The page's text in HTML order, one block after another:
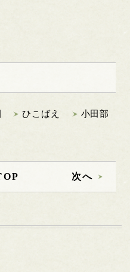
ひこばえ
小田部
次へ